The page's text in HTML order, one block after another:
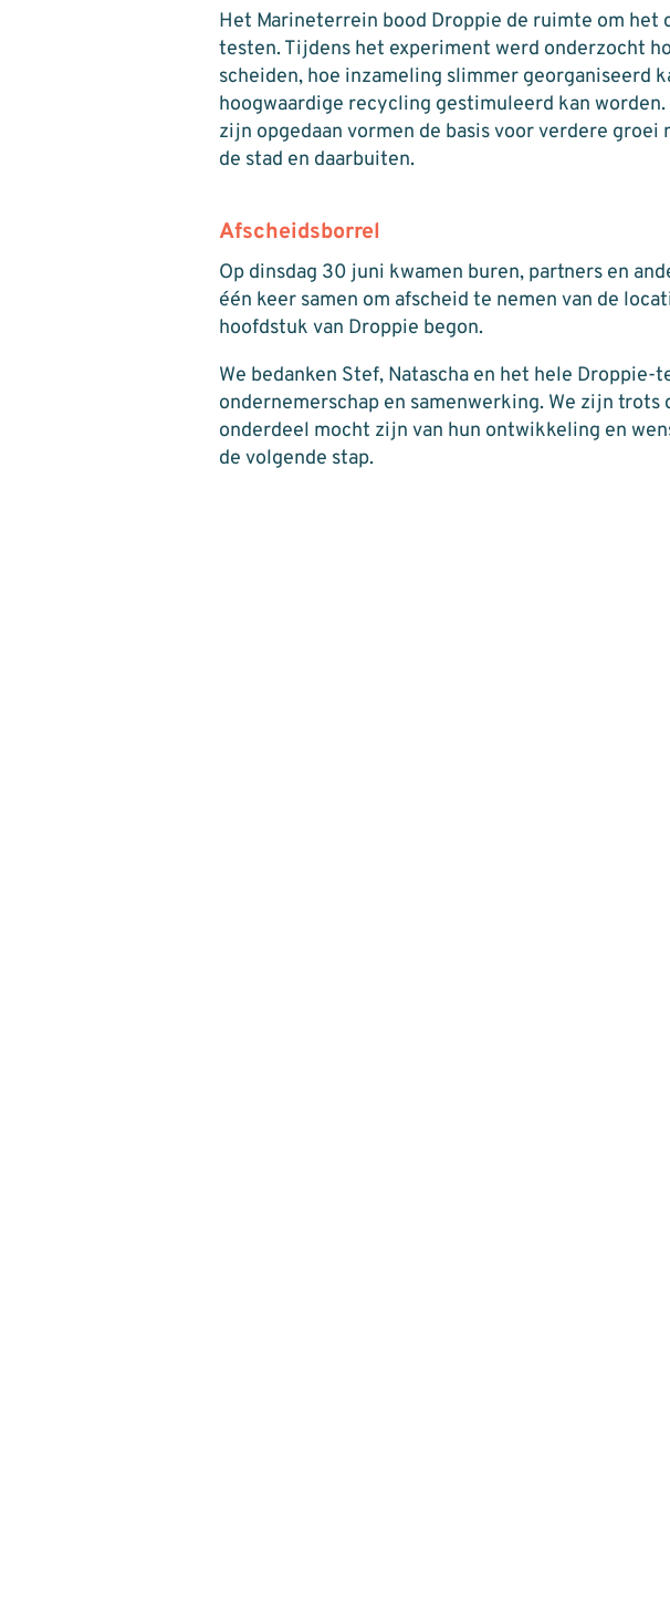
Het Marineterrein bood Droppie de ruimte om
testen. Tijdens het experiment werd onderzocht
scheiden, hoe inzameling slimmer georganiseerd
hoogwaardige recycling gestimuleerd kan
zijn opgedaan vormen de basis voor verdere groei
de stad en daarbuiten.
Afscheidsborrel
Op dinsdag 30 juni kwamen buren, partners en
één keer samen om afscheid te nemen van de
hoofdstuk van Droppie begon.
We bedanken Stef, Natascha en het hele Droppie-
ondernemerschap en samenwerking. We zijn
onderdeel mocht zijn van hun ontwikkeling en
de volgende stap.